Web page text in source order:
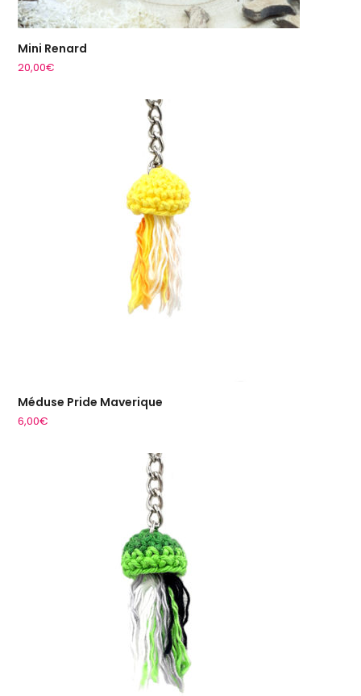
Mini Renard
20,00€
Méduse Pride Maverique
6,00€